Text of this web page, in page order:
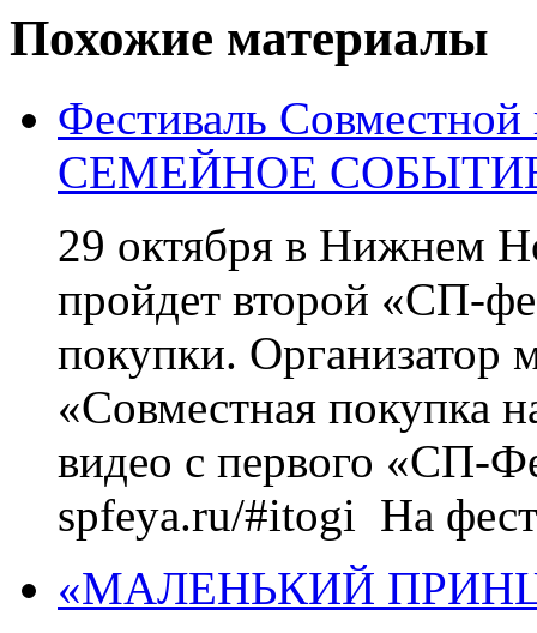
Похожие материалы
Фестиваль
СЕМЕЙНОЕ
29 октября в Нижнем
пройдет второй «СП-
покупки. Организатор
«Совместная покупка
видео с первого «СП-
spfeya.ru/#itogi На
«МАЛЕНЬКИЙ ПРИНЦ»